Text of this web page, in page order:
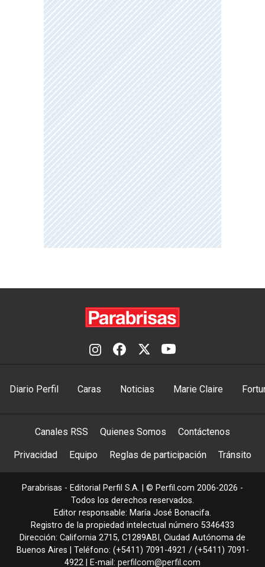
Diario Perfil Caras Noticias Marie Claire
Canales RSS Quienes Somos Contáctenos
Privacidad Equipo Reglas de participación Tránsito
Parabrisas - Editorial Perfil S.A. | © Perfil.com 2006-2026 -
Todos los derechos reservados.
Editor responsable: María José Bonacifa.
Registro de la propiedad intelectual número 5346433
Dirección: California 2715, C1289ABI, Ciudad Autónoma de
Buenos Aires | Teléfono: (+5411) 7091-4921 / (+5411) 7091-
4922 | E-mail: perfilcom@perfil.com